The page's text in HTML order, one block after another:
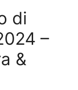
di
–
&